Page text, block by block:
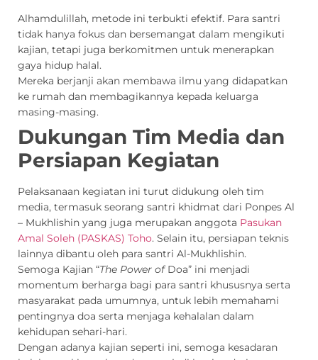
Alhamdulillah, metode ini terbukti efektif. Para santri
tidak hanya fokus dan bersemangat dalam mengikuti
kajian, tetapi juga berkomitmen untuk menerapkan
gaya hidup halal.
Mereka berjanji akan membawa ilmu yang didapatkan
ke rumah dan membagikannya kepada keluarga
masing-masing.
Dukungan Tim Media dan
Persiapan Kegiatan
Pelaksanaan kegiatan ini turut didukung oleh tim
media, termasuk seorang santri khidmat dari Ponpes Al
– Mukhlishin yang juga merupakan anggota Pasukan
Amal Soleh (PASKAS) Toho. Selain itu, persiapan teknis
lainnya dibantu oleh para santri Al-Mukhlishin.
Semoga Kajian “The Power ofDoa” ini menjadi
momentum berharga bagi para santri khususnya serta
masyarakat pada umumnya, untuk lebih memahami
pentingnya doa serta menjaga kehalalan dalam
kehidupan sehari-hari.
Dengan adanya kajian seperti ini, semoga kesadaran